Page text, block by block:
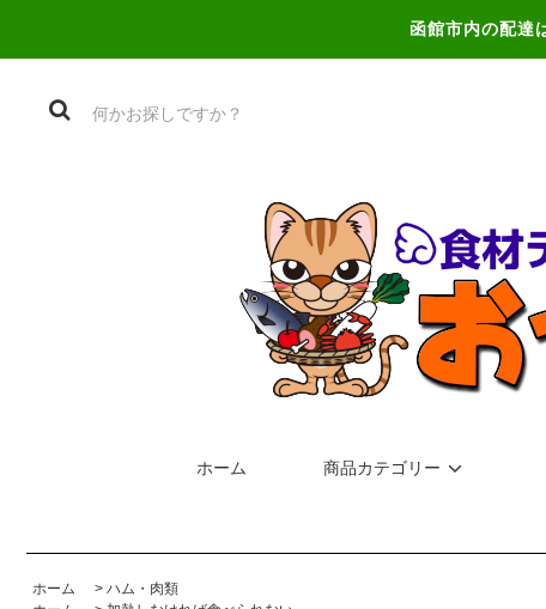
函館市内の配達
ホーム 商品カテゴリー
ホーム > ハム・肉類